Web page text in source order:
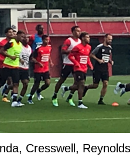
Cresswell,